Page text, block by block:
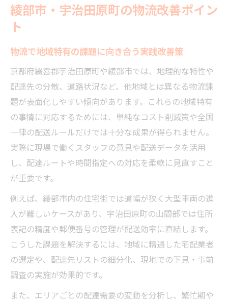
綾部市・宇治田原町の物流改善ポイン
ト
物流で地域特有の課題に向き合う実践改善策
京都府綴喜郡宇治田原町や綾部市では、地理的な特性や
配達先の分散、道路状況など、他地域とは異なる物流課
題が表面化しやすい傾向があります。これらの地域特有
の事情に対応するためには、単純なコスト削減策や全国
一律の配送ルールだけでは十分な成果が得られません。
実際に現場で働くスタッフの意見や配送データを活用
し、配達ルートや時間指定への対応を柔軟に見直すこと
が重要です。
例えば、綾部市内の住宅街では道幅が狭く大型車両の進
入が難しいケースがあり、宇治田原町の山間部では住所
表記の精度や郵便番号の管理が配送効率に直結します。
こうした課題を解決するには、地域に精通した宅配業者
の選定や、配達先リストの細分化、現地での下見・事前
調査の実施が効果的です。
また、エリアごとの配達需要の変動を分析し、繁忙期や